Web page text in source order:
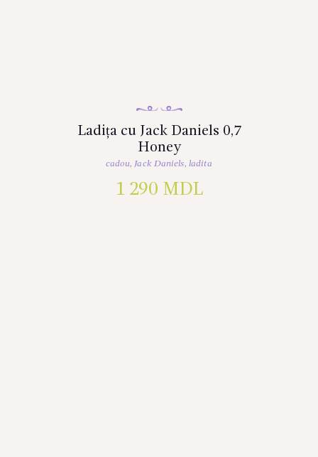
Ladița cu Jack Daniels 0,7
Honey
cadou, Jack Daniels, ladita
1 290 MDL